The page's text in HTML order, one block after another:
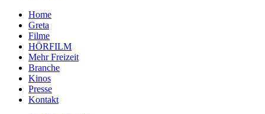
Home
Greta
Filme
HÖRFILM
Mehr Freizeit
Branche
Kinos
Presse
Kontakt